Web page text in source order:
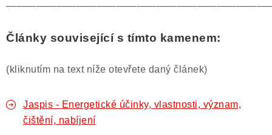
Články související s tímto kamenem:
(kliknutím na text níže otevřete daný článek)
Jaspis - Energetické účinky, vlastnosti, význam,
čištění, nabíjení